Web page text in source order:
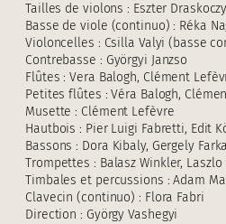
Tailles de violons : Eszter
Basse de viole (continuo) : Réka
Violoncelles : Csilla Valyi (basse
Contrebasse : Györgyi Janzso
Flûtes : Vera Balogh, Clément
Petites flûtes : Véra Balogh,
Musette : Clément Lefèvre
Hautbois : Pier Luigi Fabretti, Edit
Bassons : Dora Kibaly, Gergely
Trompettes : Balasz Winkler, Laszlo
Timbales et percussions : Adam
Clavecin (continuo) : Flora Fabri
Direction : György Vashegyi